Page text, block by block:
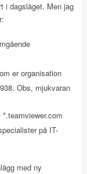
i dagsläget. Men jag
er organisation
Obs, mjukvaran
på IT-
med ny